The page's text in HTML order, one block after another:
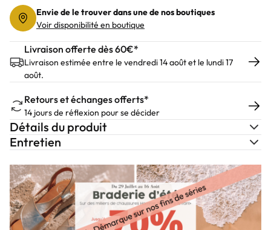
Envie de le trouver dans une de nos boutiques
Voir disponibilité en boutique
Livraison offerte dès 60€*
Livraison estimée entre le vendredi 14 août et le lundi 17
août.
Retours et échanges offerts*
14 jours de réflexion pour se décider
Détails du produit
Entretien